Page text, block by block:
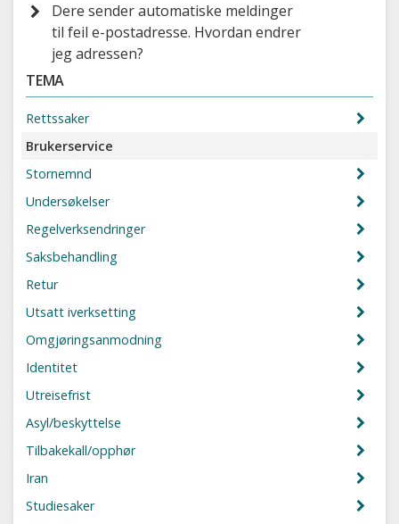
Dere sender automatiske meldinger
til feil e-postadresse. Hvordan endrer
jeg adressen?
TEMA
Rettssaker
Brukerservice
Stornemnd
Undersøkelser
Regelverksendringer
Saksbehandling
Retur
Utsatt iverksetting
Omgjøringsanmodning
Identitet
Utreisefrist
Asyl/beskyttelse
Tilbakekall/opphør
Iran
Studiesaker